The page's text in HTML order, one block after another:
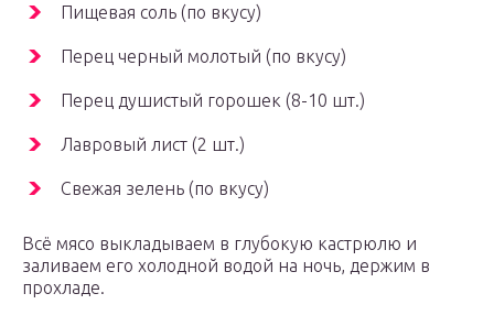
Пищевая соль (по вкусу)
Перец черный молотый (по вкусу)
Перец душистый горошек (8-10 шт.)
Лавровый лист (2 шт.)
Свежая зелень (по вкусу)
Всё мясо выкладываем в глубокую кастрюлю и
заливаем его холодной водой на ночь, держим в
прохладе.